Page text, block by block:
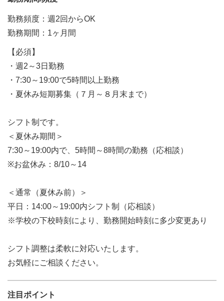
勤務頻度：週2回からOK
勤務期間：1ヶ月間
【必須】
・週2～3日勤務
・7:30～19:00で5時間以上勤務
・夏休み短期募集（７月～８月末まで）
シフト制です。
＜夏休み期間＞
7:30～19:00内で、5時間～8時間の勤務（応相談）
※お盆休み：8/10～14
＜通常（夏休み前）＞
平日：14:00～19:00内シフト制（応相談）
※学校の下校時刻により、勤務開始時刻に多少変更あり
シフト調整は柔軟に対応いたします。
お気軽にご相談ください。
注目ポイント